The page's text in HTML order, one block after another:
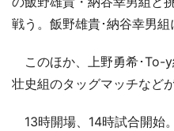
戦う。飯野雄貴･納谷幸男組
このほか、上野勇希･To-y
壮史組のタッグマッチなど
13時開場、14時試合開始